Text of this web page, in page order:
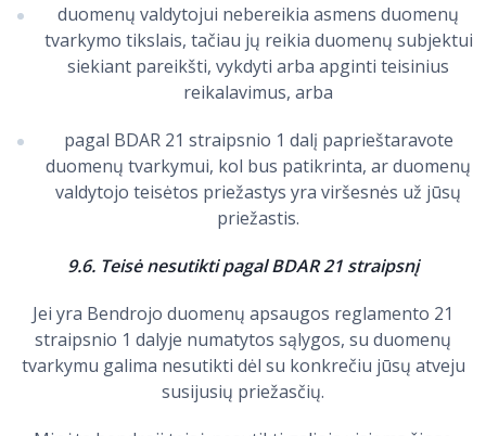
duomenų valdytojui nebereikia asmens duomenų
tvarkymo tikslais, tačiau jų reikia duomenų subjektui
siekiant pareikšti, vykdyti arba apginti teisinius
reikalavimus, arba
pagal BDAR 21 straipsnio 1 dalį paprieštaravote
duomenų tvarkymui, kol bus patikrinta, ar duomenų
valdytojo teisėtos priežastys yra viršesnės už jūsų
priežastis.
9.6. Teisė nesutikti pagal BDAR 21 straipsnį
Jei yra Bendrojo duomenų apsaugos reglamento 21
straipsnio 1 dalyje numatytos sąlygos, su duomenų
tvarkymu galima nesutikti dėl su konkrečiu jūsų atveju
susijusių priežasčių.